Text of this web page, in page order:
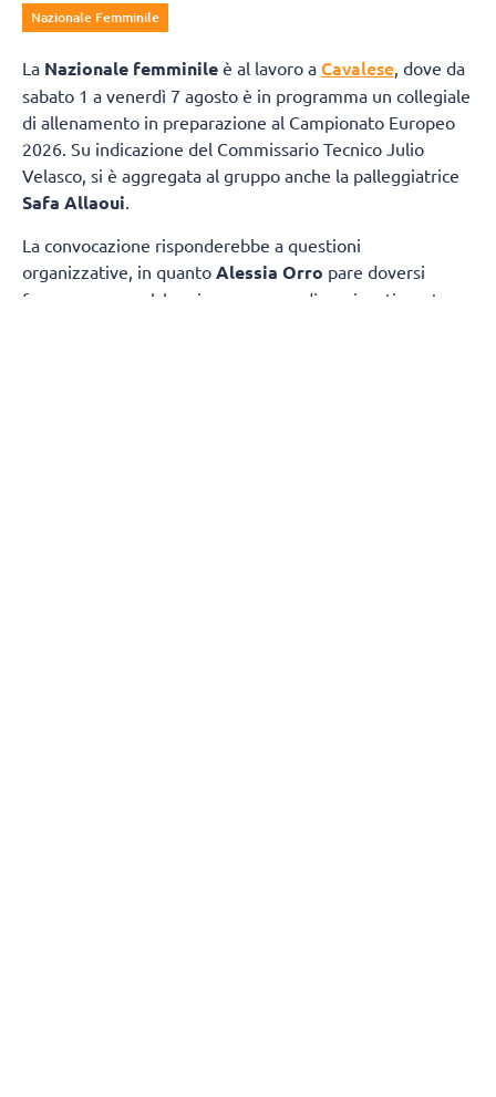
Nazionale Femminile
La Nazionale femminile è al lavoro a Cavalese , dove da
sabato 1 a venerdì 7 agosto è in programma un collegiale
di allenamento in preparazione al Campionato Europeo
2026. Su indicazione del Commissario Tecnico Julio
Velasco, si è aggregata al gruppo anche la palleggiatrice
Safa Allaoui
La convocazione risponderebbe a questioni
organizzative, in quanto Alessia Orro pare doversi
fermare per qualche giorno a causa di un risentimento